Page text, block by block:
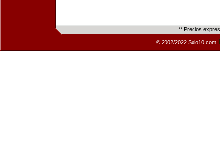
** Precios
© 2002/2022 Solo10.com